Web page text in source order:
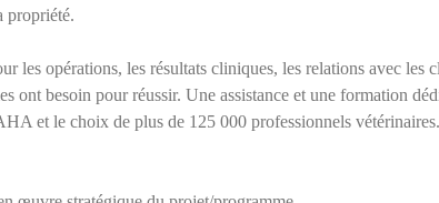
propriété.
les opérations, les résultats cliniques, les relations avec
ont besoin pour réussir. Une assistance et une formation
et le choix de plus de 125 000 professionnels vétérinaires.